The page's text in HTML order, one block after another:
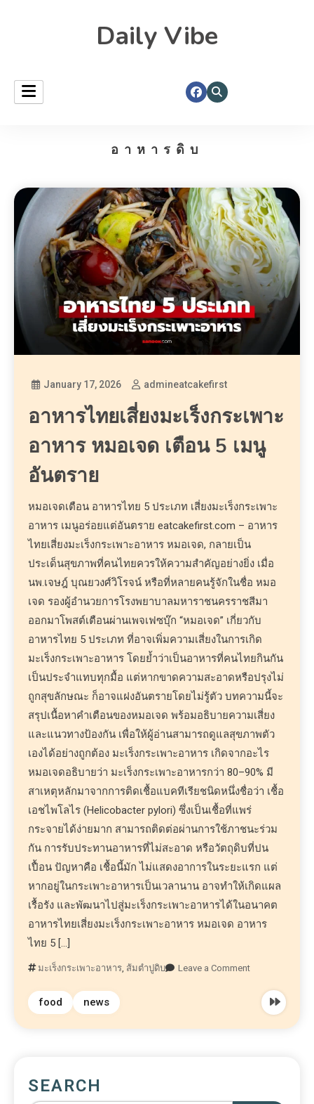
Daily Vibe
อาหารดิบ
January 17, 2026 admineatcakefirst
อาหารไทยเสี่ยงมะเร็งกระเพาะ
อาหาร หมอเจด เตือน 5 เมนู
อันตราย
หมอเจดเตือน อาหารไทย 5 ประเภท เสี่ยงมะเร็งกระเพาะ
อาหาร เมนูอร่อยแต่อันตราย eatcakefirst.com – อาหาร
ไทยเสี่ยงมะเร็งกระเพาะอาหาร หมอเจด, กลายเป็น
ประเด็นสุขภาพที่คนไทยควรให้ความสำคัญอย่างยิ่ง เมื่อ
นพ.เจษฎ์ บุณยวงศ์วิโรจน์ หรือที่หลายคนรู้จักในชื่อ หมอ
เจด รองผู้อำนวยการโรงพยาบาลมหาราชนครราชสีมา
ออกมาโพสต์เตือนผ่านเพจเฟซบุ๊ก “หมอเจด” เกี่ยวกับ
อาหารไทย 5 ประเภท ที่อาจเพิ่มความเสี่ยงในการเกิด
มะเร็งกระเพาะอาหาร โดยย้ำว่าเป็นอาหารที่คนไทยกินกัน
เป็นประจำแทบทุกมื้อ แต่หากขาดความสะอาดหรือปรุงไม่
ถูกสุขลักษณะ ก็อาจแฝงอันตรายโดยไม่รู้ตัว บทความนี้จะ
สรุปเนื้อหาคำเตือนของหมอเจด พร้อมอธิบายความเสี่ยง
และแนวทางป้องกัน เพื่อให้ผู้อ่านสามารถดูแลสุขภาพตัว
เองได้อย่างถูกต้อง มะเร็งกระเพาะอาหาร เกิดจากอะไร
หมอเจดอธิบายว่า มะเร็งกระเพาะอาหารกว่า 80–90% มี
สาเหตุหลักมาจากการติดเชื้อแบคทีเรียชนิดหนึ่งชื่อว่า เชื้อ
เอชไพโลไร (Helicobacter pylori) ซึ่งเป็นเชื้อที่แพร่
กระจายได้ง่ายมาก สามารถติดต่อผ่านการใช้ภาชนะร่วม
กัน การรับประทานอาหารที่ไม่สะอาด หรือวัตถุดิบที่ปน
เปื้อน ปัญหาคือ เชื้อนี้มัก ไม่แสดงอาการในระยะแรก แต่
หากอยู่ในกระเพาะอาหารเป็นเวลานาน อาจทำให้เกิดแผล
เรื้อรัง และพัฒนาไปสู่มะเร็งกระเพาะอาหารได้ในอนาคต
อาหารไทยเสี่ยงมะเร็งกระเพาะอาหาร หมอเจด อาหาร
ไทย 5 […]
มะเร็งกระเพาะอาหาร ส้มตำปูดิบ Leave a Comment
food news
SEARCH